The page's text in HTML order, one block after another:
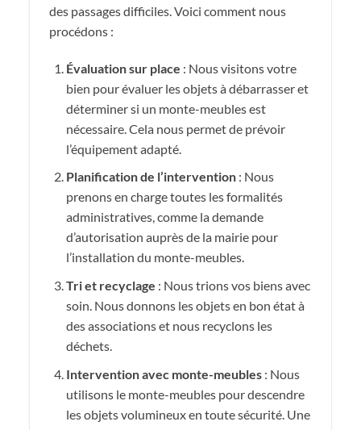
des passages difficiles. Voici comment nous
procédons :
Évaluation sur place : Nous visitons votre
bien pour évaluer les objets à débarrasser et
déterminer si un monte-meubles est
nécessaire. Cela nous permet de prévoir
l’équipement adapté.
Planification de l’intervention : Nous
prenons en charge toutes les formalités
administratives, comme la demande
d’autorisation auprès de la mairie pour
l’installation du monte-meubles.
Tri et recyclage : Nous trions vos biens avec
soin. Nous donnons les objets en bon état à
des associations et nous recyclons les
déchets.
Intervention avec monte-meubles : Nous
utilisons le monte-meubles pour descendre
les objets volumineux en toute sécurité. Une